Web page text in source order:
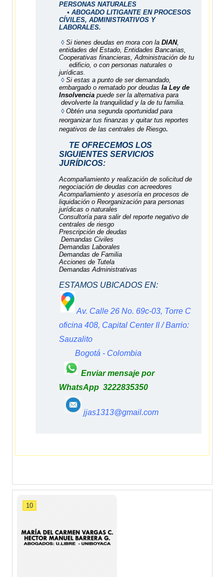
PERSONAS NATURALES
• ABOGADO LITIGANTE EN PROCESOS
CÍVILES, ADMINISTRATIVOS Y
LABORALES.
◊Si tienes deudas en mora con laDIAN,
entidades del Estado, Entidades Bancarias,
Cooperativas financieras, Administración de tu
edificio, o con personas naturales o
jurídicas.
◊Si estas a punto de ser demandado,
embargado o rematado por deudas la Ley de
Insolvencia puede ser la alternativa para
devolverte la tranquilidad y la de tu familia.
◊Obtén una segunda oportunidad para
reorganizar tus finanzas y quitar tus reportes
negativos de las centrales de Riesgo.
TE OFRECEMOS LOS
SIGUIENTES SERVICIOS
JURÍDICOS:
Acompañamiento y realización de solicitud de
negociación de deudas con acreedores
Acompañamiento y asesoría en procesos de
liquidación o Reorganización para personas
jurídicas o naturales
Consultoría para salir del reporte negativo de
centrales de riesgo
Prescripción de deudas
Demandas Civiles
Demandas Laborales
Demandas de Familia
Acciones de Tutela
Demandas Administrativas
ESTAMOS UBICADOS EN:
Av. Calle 26 No. 69c-03, Torre C
oficina 408, Capital Center II / Barrio:
Sauzalito
Bogotá - Colombia
Enviar mensaje por
WhatsApp 3222835350
jjas1313@gmail.com
10